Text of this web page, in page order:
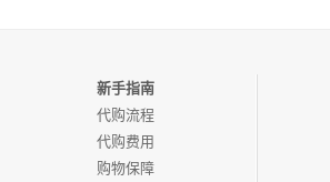
新手指南
代购流程
代购费用
购物保障